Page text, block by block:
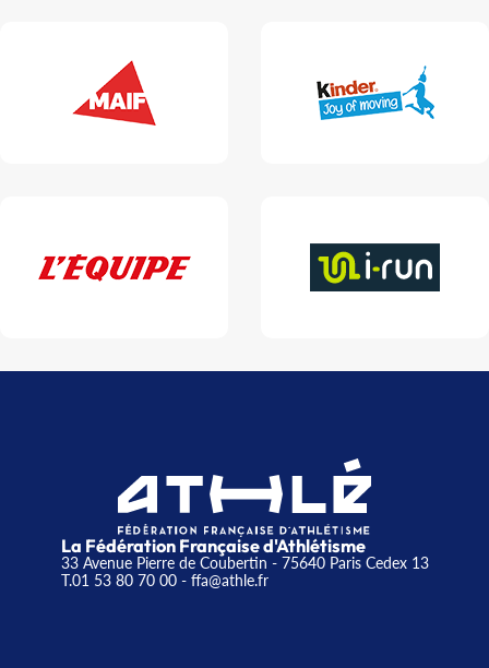
La Fédération Française d'Athlétisme
33 Avenue Pierre de Coubertin - 75640 Paris Cedex 13
T.01 53 80 70 00- ffa@athle.fr